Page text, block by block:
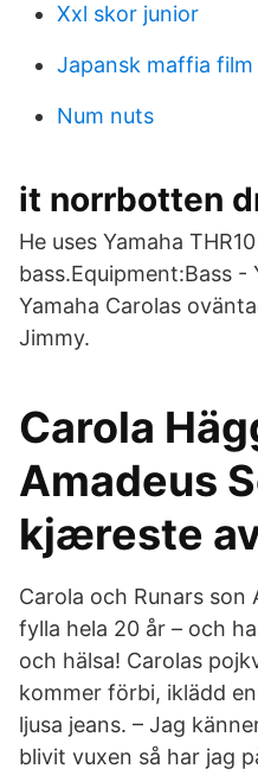
Xxl skor junior
Japansk maffia film
Num nuts
it norrbotten
He uses Yamaha
bass.Equipment:Bass -
Yamaha Carolas
Jimmy.
Carola
Amadeus
kjæreste
Carola och Runars son
fylla hela 20 år – och
och hälsa! Carolas
kommer förbi, iklädd
ljusa jeans. – Jag
blivit vuxen så har jag